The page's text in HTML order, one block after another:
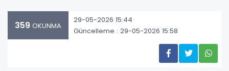
359 OKUNMA
29-05-2026 15:44
Güncelleme : 29-05-2026 15:58